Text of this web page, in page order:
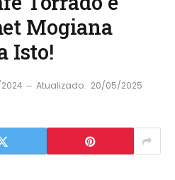
Mogiana
Isto!
Atualizado: 20/05/2025